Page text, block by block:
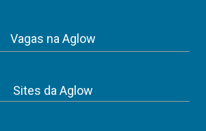
Vagas na Aglow
Sites da Aglow